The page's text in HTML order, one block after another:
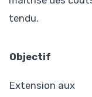
tendu.
Objectif
Extension aux